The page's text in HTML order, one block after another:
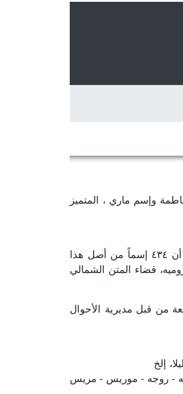
أن إسم فاطمة وإسم ماري ، المتميز
، يمكننا إحصاء ٥٧٩ إسم متميّز وفريد للإناث، ونلاحظ أن ٤٣٤ إسماً من أصل هذا
فقط في بلدة روميه، قضاء المتن الشمالي
من قبل مديرية الأحوال
إلخ
- روجه - موريس - مريس